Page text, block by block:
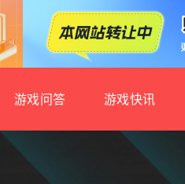
游戏问答 游戏快讯